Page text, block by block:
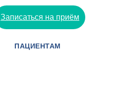
Записаться на приём
ПАЦИЕНТАМ